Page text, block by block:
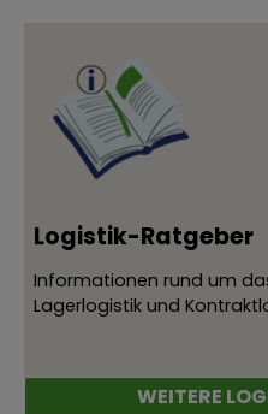
Logistik-Ratgeber
Informationen rund um
Lagerlogistik und
WEITERE